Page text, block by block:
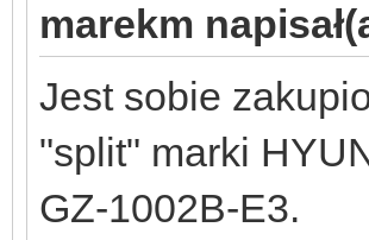
marekm
Jest sobie
"split" marki
GZ-1002B-E3.